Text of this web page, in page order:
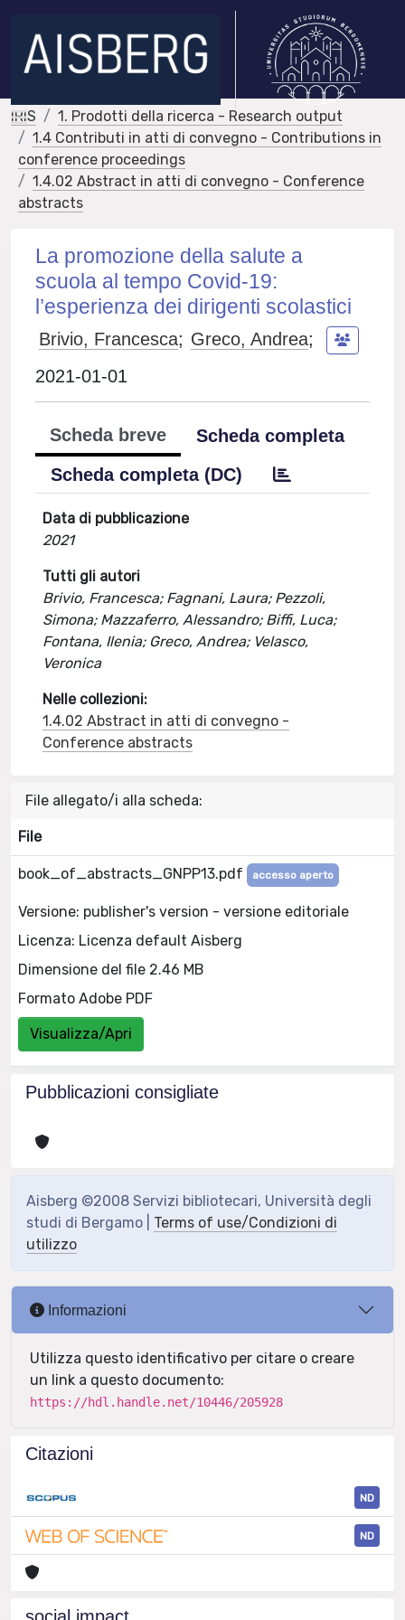
IRIS
1. Prodotti della ricerca - Research output
1.4 Contributi in atti di convegno - Contributions in
conference proceedings
1.4.02 Abstract in atti di convegno - Conference
abstracts
La promozione della salute a
scuola al tempo Covid-19:
l’esperienza dei dirigenti scolastici
Brivio, Francesca; Greco, Andrea;
2021-01-01
Scheda breve
Scheda completa
Scheda completa (DC)
Data di pubblicazione
2021
Tutti gli autori
Brivio, Francesca; Fagnani, Laura; Pezzoli,
Simona; Mazzaferro, Alessandro; Biffi, Luca;
Fontana, Ilenia; Greco, Andrea; Velasco,
Veronica
Nelle collezioni:
1.4.02 Abstract in atti di convegno -
Conference abstracts
File allegato/i alla scheda:
File
book_of_abstracts_GNPP13.pdf accesso aperto
Versione: publisher's version - versione editoriale
Licenza: Licenza default Aisberg
Dimensione del file 2.46 MB
Formato Adobe PDF
Visualizza/Apri
Pubblicazioni consigliate
Aisberg ©2008 Servizi bibliotecari, Università degli
studi di Bergamo | Terms of use/Condizioni di
utilizzo
Informazioni
Utilizza questo identificativo per citare o creare
un link a questo documento:
https://hdl.handle.net/10446/205928
Citazioni
ND
ND